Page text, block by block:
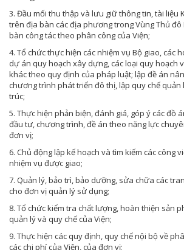
3. Đầu mối thu thập và lưu giữ thông tin, tài liệu
trên địa bàn các địa phương trong Vùng Thủ đô
bàn công tác theo phân công của Viện;
4. Tổ chức thực hiện các nhiệm vụ Bộ giao, các
dự án quy hoạch xây dựng, các loại quy hoạch
khác theo quy định của pháp luật; lập đề án
chương trình phát triển đô thị, lập quy chế quản
trúc;
5. Thực hiện phản biện, đánh giá, góp ý các đồ
đầu tư, chương trình, đề án theo năng lực
đơn vị;
6. Chủ động lập kế hoạch và tìm kiếm các công
nhiệm vụ được giao;
7. Quản lý, bảo trì, bảo dưỡng, sửa chữa các
cho đơn vị quản lý sử dụng;
8. Tổ chức kiểm tra chất lượng, hoàn thiện sản
quản lý và quy chế của Viện;
9. Thực hiện các quy định, quy chế nội bộ về
các chi phí của Viện, của đơn vị;